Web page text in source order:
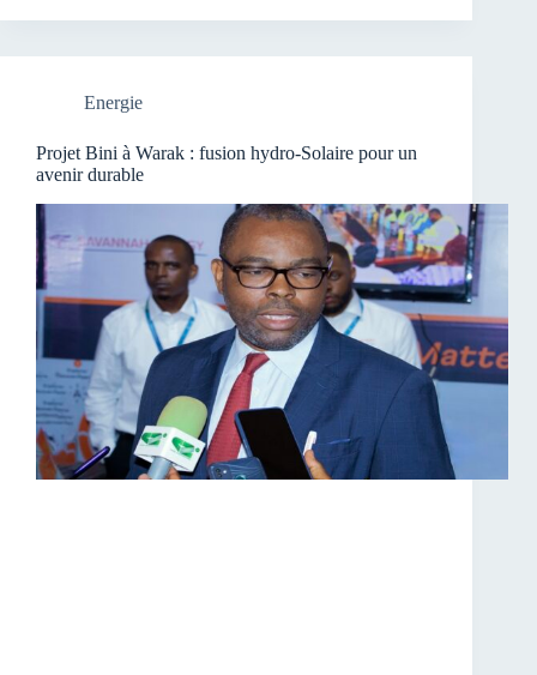
Energie
Projet Bini à Warak : fusion hydro-Solaire pour un
avenir durable